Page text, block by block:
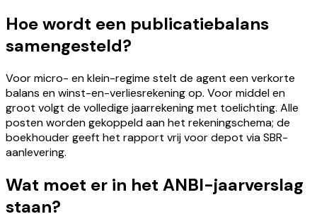
Hoe wordt een publicatiebalans
samengesteld?
Voor micro- en klein-regime stelt de agent een verkorte
balans en winst-en-verliesrekening op. Voor middel en
groot volgt de volledige jaarrekening met toelichting. Alle
posten worden gekoppeld aan het rekeningschema; de
boekhouder geeft het rapport vrij voor depot via SBR-
aanlevering.
Wat moet er in het ANBI-jaarverslag
staan?